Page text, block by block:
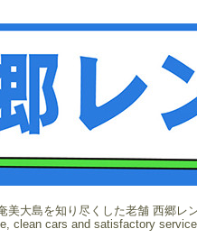
大島を知り尽くした老舗 西郷レン
clean cars and satisfactory